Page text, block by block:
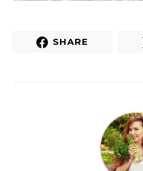
SHARE